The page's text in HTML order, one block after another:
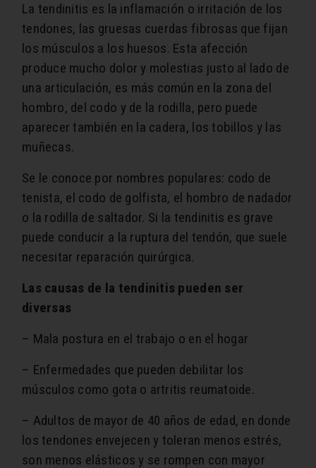
La tendinitis es la inflamación o irritación de los
tendones, las gruesas cuerdas fibrosas que fijan
los músculos a los huesos. Esta afección
produce mucho dolor y molestias justo al lado de
una articulación, es más común en la zona del
hombro, del codo y de la rodilla, pero puede
aparecer también en la cadera, los tobillos y las
muñecas.
Se le conoce por nombres populares: codo de
tenista, el codo de golfista, el hombro de nadador
o la rodilla de saltador. Si la tendinitis es grave
puede conducir a la ruptura del tendón, que suele
necesitar reparación quirúrgica.
Las causas de la tendinitis pueden ser
diversas
– Mala postura en el trabajo o en el hogar
– Enfermedades que pueden debilitar los
músculos como gota o artritis reumatoide.
– Adultos de mayor de 40 años de edad, en donde
los tendones envejecen y toleran menos estrés,
son menos elásticos y se rompen con mayor